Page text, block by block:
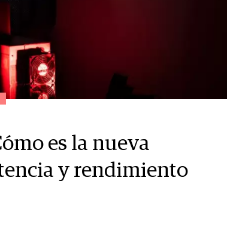
es la nueva
y rendimiento